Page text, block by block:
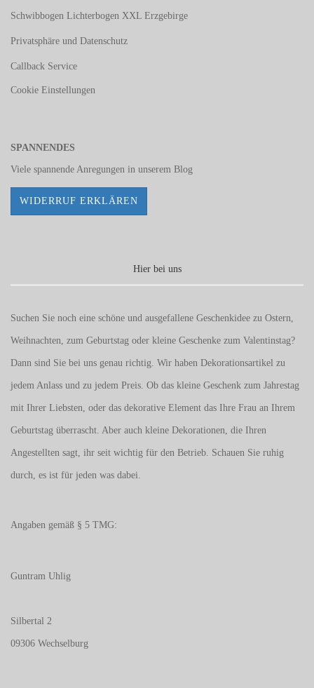
Schwibbogen Lichterbogen XXL Erzgebirge
Privatsphäre und Datenschutz
Callback Service
Cookie Einstellungen
SPANNENDES
Viele spannende Anregungen in unserem Blog
WIDERRUF ERKLÄREN
Hier bei uns
Suchen Sie noch eine schöne und ausgefallene Geschenkidee zu Ostern,
Weihnachten, zum Geburtstag oder kleine Geschenke zum Valentinstag?
Dann sind Sie bei uns genau richtig. Wir haben Dekorationsartikel zu
jedem Anlass und zu jedem Preis. Ob das kleine Geschenk zum Jahrestag
mit Ihrer Liebsten, oder das dekorative Element das Ihre Frau an Ihrem
Geburtstag überrascht. Aber auch kleine Dekorationen, die Ihren
Angestellten sagt, ihr seit wichtig für den Betrieb. Schauen Sie ruhig
durch, es ist für jeden was dabei.
Angaben gemäß § 5 TMG:
Guntram Uhlig
Silbertal 2
09306 Wechselburg